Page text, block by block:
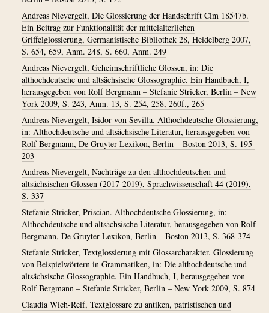
Andreas Nievergelt, Die Glossierung der Handschrift Clm 18547b.
Ein Beitrag zur Funktionalität der mittelalterlichen
Griffelglossierung, Germanistische Bibliothek 28, Heidelberg 2007,
S. 654, 659, Anm. 248, S. 660, Anm. 249
Andreas Nievergelt, Geheimschriftliche Glossen, in: Die
althochdeutsche und altsächsische Glossographie. Ein Handbuch, I,
herausgegeben von Rolf Bergmann – Stefanie Stricker, Berlin – New
York 2009, S. 243, Anm. 13, S. 254, 258, 260f., 265
Andreas Nievergelt, Isidor von Sevilla. Althochdeutsche Glossierung,
in: Althochdeutsche und altsächsische Literatur, herausgegeben von
Rolf Bergmann, De Gruyter Lexikon, Berlin – Boston 2013, S. 195-
203
Andreas Nievergelt, Nachträge zu den althochdeutschen und
altsächsischen Glossen (2017-2019), Sprachwissenschaft 44 (2019),
S. 337
Stefanie Stricker, Priscian. Althochdeutsche Glossierung, in:
Althochdeutsche und altsächsische Literatur, herausgegeben von Rolf
Bergmann, De Gruyter Lexikon, Berlin – Boston 2013, S. 368-374
Stefanie Stricker, Textglossierung mit Glossarcharakter. Glossierung
von Beispielwörtern in Grammatiken, in: Die althochdeutsche und
altsächsische Glossographie. Ein Handbuch, I, herausgegeben von
Rolf Bergmann – Stefanie Stricker, Berlin – New York 2009, S. 874
Claudia Wich-Reif, Textglossare zu antiken, patristischen und